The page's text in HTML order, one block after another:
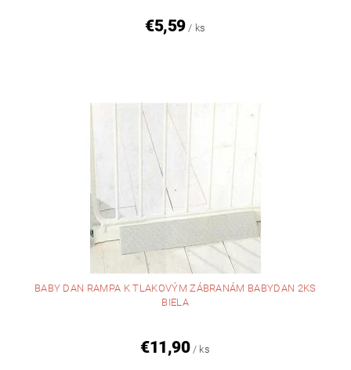
€5,59 / ks
BABY DAN RAMPA K TLAKOVÝM ZÁBRANÁM BABYDAN 2KS
BIELA
€11,90 / ks